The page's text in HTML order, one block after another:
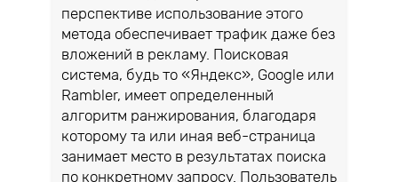
перспективе использование этого
метода обеспечивает трафик даже без
вложений в рекламу. Поисковая
система, будь то «Яндекс», Google или
Rambler, имеет определенный
алгоритм ранжирования, благодаря
которому та или иная веб-страница
занимает место в результатах поиска
по конкретному запросу. Пользователь